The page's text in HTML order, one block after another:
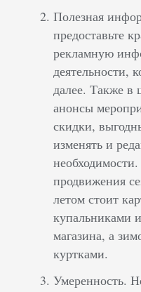
Полезная
предоставьте
рекламную
деятельности,
далее. Также в
анонсы
скидки,
изменять и
продвижения
летом стоит
купальниками
магазина, а
куртками.
Умеренность.